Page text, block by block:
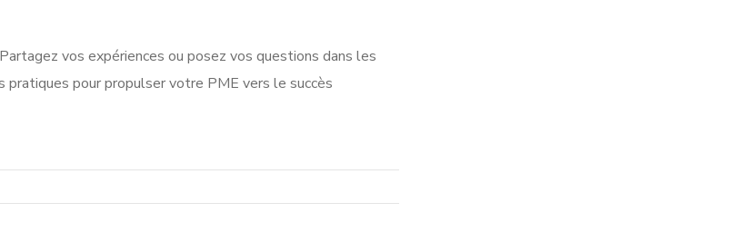
vos expériences ou posez vos questions dans les
pour propulser votre PME vers le succès